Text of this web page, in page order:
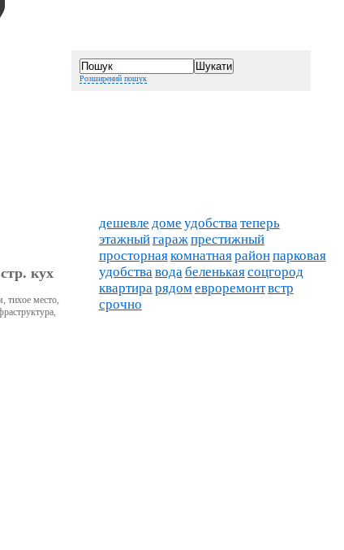
Розширений пошук
кух
тихое место,
дешевле доме удобстватеперь
этажныйгаражпрестижный
просторнаякомнатнаярайонпарковая
удобстваводабеленькаясоцгород
квартирарядомевроремонтвстр
срочно